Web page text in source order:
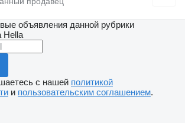
объявления данной рубрики
Hella
с нашей политикой
и пользовательским соглашением.